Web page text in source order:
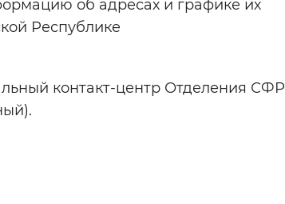
об адресах и графике их
Республике
контакт-центр Отделения СФР